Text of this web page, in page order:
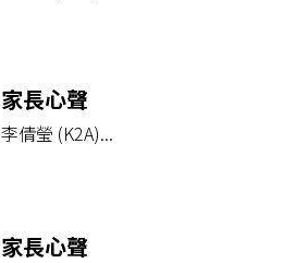
家長心聲
李倩瑩 (K2A)...
家長心聲